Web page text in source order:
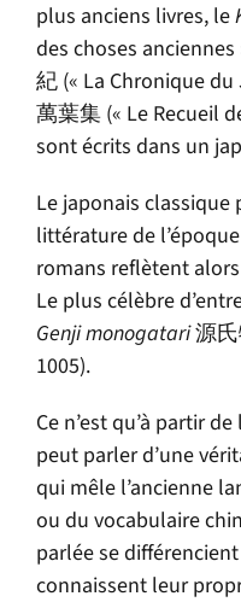
plus anciens livres, le
des choses anciennes
紀 (« La Chronique
萬葉集 (« Le Recueil
sont écrits dans un
Le japonais classique
littérature de
romans reflètent
Le plus célèbre
Genji monogatari源氏
1005).
Ce n’est qu’à partir
peut parler d’une
qui mêle l’ancienne
ou du vocabulaire
parlée se
connaissent leur